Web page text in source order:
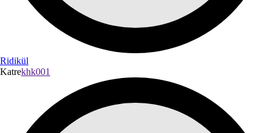
Ridikül
Katrekhk001